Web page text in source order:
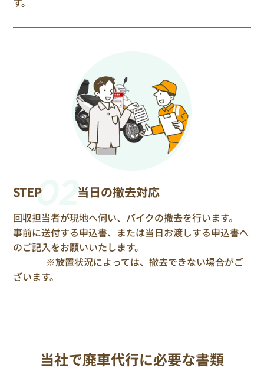
STEP02
当日の撤去対応
回収担当者が現地へ伺い、バイクの撤去を行います。
事前に送付する申込書、または当日お渡しする申込書へ
のご記入をお願いいたします。
※放置状況によっては、撤去できない場合がご
ざいます。
当社で廃車代行に必要な書類